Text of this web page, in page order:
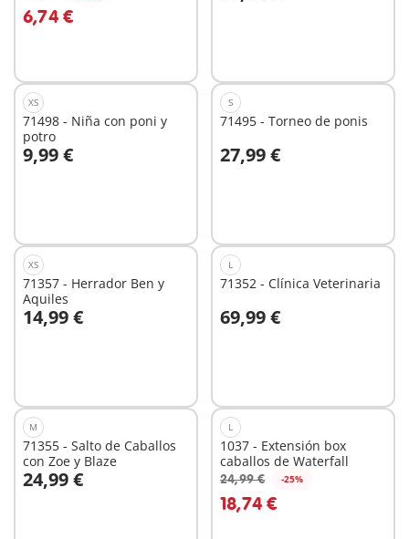
6,74 €
XS
71498 - Niña con poni y
potro
9,99 €
A la cesta
S
71495 - Torneo de ponis
27,99 €
A la cesta
XS
71357 - Herrador Ben y
Aquiles
14,99 €
A la cesta
L
71352 - Clínica Veterinaria
69,99 €
A la cesta
M
71355 - Salto de Caballos
con Zoe y Blaze
24,99 €
A la cesta
L
1037 - Extensión box
caballos de Waterfall
24,99 € -25%
18,74 €
A la cesta